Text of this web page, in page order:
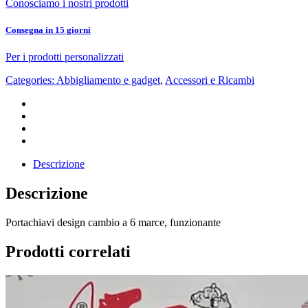
Conosciamo i nostri prodotti
Consegna in 15 giorni
Per i prodotti personalizzati
Categories: Abbigliamento e gadget, Accessori e Ricambi
Descrizione
Descrizione
Portachiavi design cambio a 6 marce, funzionante
Prodotti correlati